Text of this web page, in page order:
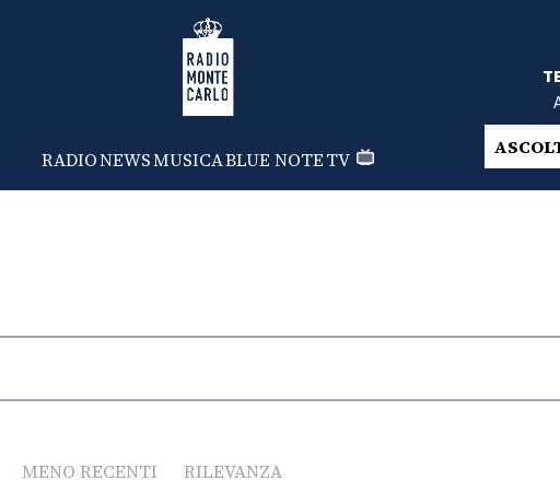
Radio Monte Carlo
RADIONEWSMUSICABLUE NOTETV
MENO RECENTI RILEVANZA